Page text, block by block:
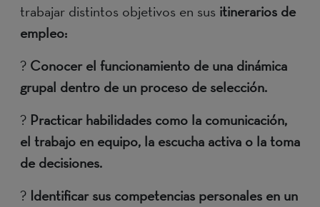
trabajar distintos objetivos en sus itinerarios de
empleo:
? Conocer el funcionamiento de una dinámica
grupal dentro de un proceso de selección.
? Practicar habilidades como la comunicación,
el trabajo en equipo, la escucha activa o la toma
de decisiones.
? Identificar sus competencias personales en un